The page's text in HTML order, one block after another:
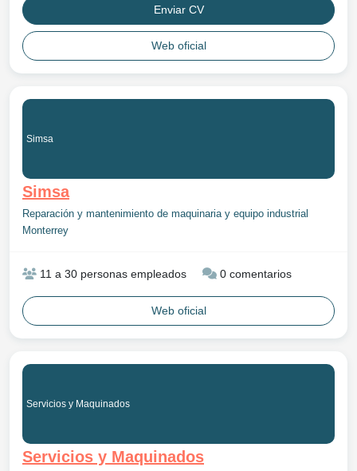
Enviar CV
Web oficial
Simsa
Simsa
Reparación y mantenimiento de maquinaria y equipo industrial
Monterrey
11 a 30 personas empleados 0 comentarios
Web oficial
Servicios y Maquinados
Servicios y Maquinados